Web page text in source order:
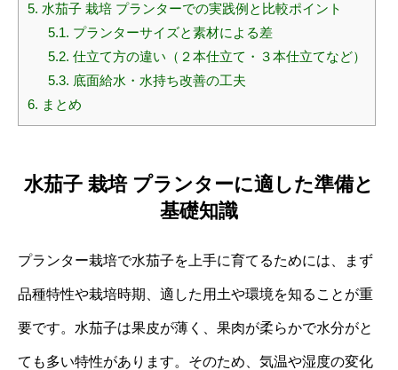
5. 水茄子 栽培 プランターでの実践例と比較ポイント
5.1. プランターサイズと素材による差
5.2. 仕立て方の違い（２本仕立て・３本仕立てなど）
5.3. 底面給水・水持ち改善の工夫
6. まとめ
水茄子 栽培 プランターに適した準備と
基礎知識
プランター栽培で水茄子を上手に育てるためには、まず
品種特性や栽培時期、適した用土や環境を知ることが重
要です。水茄子は果皮が薄く、果肉が柔らかで水分がと
ても多い特性があります。そのため、気温や湿度の変化